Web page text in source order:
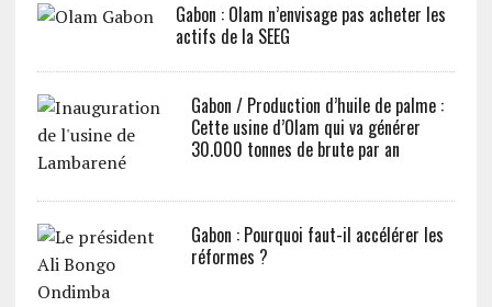
Gabon : Olam n’envisage pas acheter les
actifs de la SEEG
Gabon / Production d’huile de palme :
Cette usine d’Olam qui va générer
30.000 tonnes de brute par an
Gabon : Pourquoi faut-il accélérer les
réformes ?